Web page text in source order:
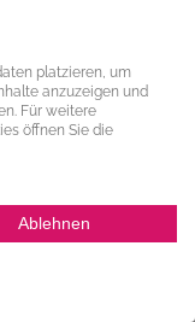
platzieren, um
anzuzeigen und
Für weitere
öffnen Sie die
Ablehnen